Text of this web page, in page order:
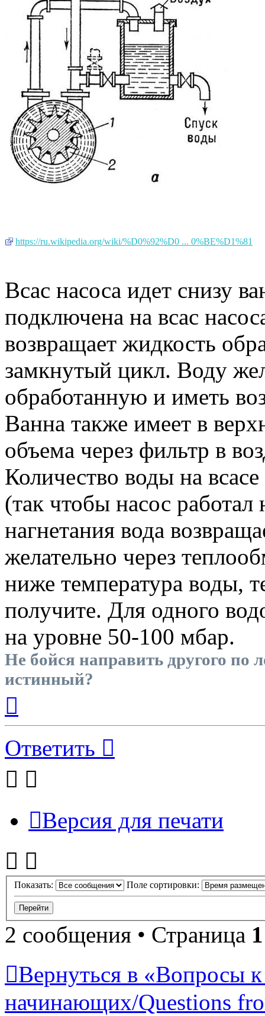
https://ru.wikipedia.org/wiki/%D0%92%D0 ... 0%BE%D1%81
Всас насоса идет снизу
подключена на всас
возвращает жидкость
замкнутый цикл. Воду
обработанную и иметь
Ванна также имеет в
объема через фильтр в
Количество воды на
(так чтобы насос работал
нагнетания вода
желательно через
ниже температура воды,
получите. Для одного
на уровне 50-100 мбар.
Не бойся направить другого
истинный?
началу
Ответить
Версия для печати
Показать: Поле сортировки:
2 сообщения • Страница 1
Вернуться в «Вопросы
начинающих/Questions